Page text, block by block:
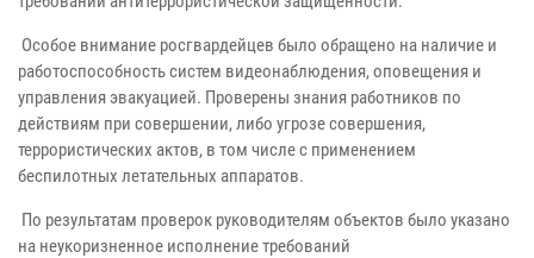
Особое внимание росгвардейцев было обращено на наличие и
работоспособность систем видеонаблюдения, оповещения и
управления эвакуацией. Проверены знания работников по
действиям при совершении, либо угрозе совершения,
террористических актов, в том числе с применением
беспилотных летательных аппаратов.
По результатам проверок руководителям объектов было указано
на неукоризненное исполнение требований